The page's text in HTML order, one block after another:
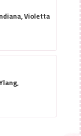
Violetta